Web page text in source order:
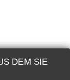
DEM SIE